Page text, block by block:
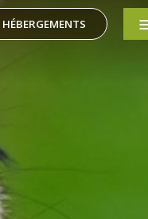
HÉBERGEMENTS